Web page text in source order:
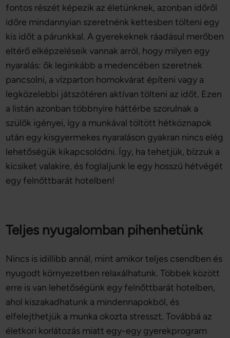
fontos részét képezik az életünknek, azonban időről
időre mindannyian szeretnénk kettesben tölteni egy
kis időt a párunkkal. A gyerekeknek ráadásul merőben
eltérő elképzeléseik vannak arról, hogy milyen egy
nyaralás: ők leginkább a medencében szeretnek
pancsolni, a vízparton homokvárat építeni vagy a
legközelebbi játszótéren aktívan tölteni az időt. Ezen
a listán azonban többnyire háttérbe szorulnak a
szülők igényei, így a munkával töltött hétköznapok
után egy kisgyermekes nyaraláson gyakran nincs elég
lehetőségük kikapcsolódni. Így, ha tehetjük, bízzuk a
kicsiket valakire, és foglaljunk le egy hosszú hétvégét
egy felnőttbarát hotelben!
Teljes nyugalomban pihenhetünk
Nincs is idillibb annál, mint amikor teljes csendben és
nyugodt környezetben relaxálhatunk. Többek között
erre is van lehetőségünk egy felnőttbarát hotelben,
ahol kiszakadhatunk a mindennapokból, és
elfelejthetjük a munka okozta stresszt. Továbbá az
életkori korlátozás miatt egy-egy gyerekprogram